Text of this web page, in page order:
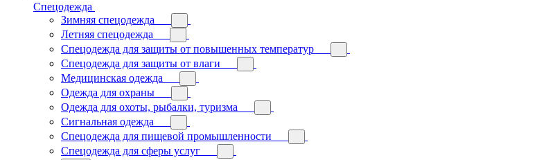
Спецодежда
Зимняя спецодежда
Летняя спецодежда
Спецодежда для защиты от повышенных температур
Спецодежда для защиты от влаги
Медицинская одежда
Одежда для охраны
Одежда для охоты, рыбалки, туризма
Сигнальная одежда
Спецодежда для пищевой промышленности
Спецодежда для сферы услуг